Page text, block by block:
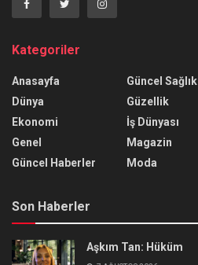
Kategoriler
Anasayfa
Dünya
Ekonomi
Genel
Güncel Haberler
Güncel Sağlık
Güzellik
İş Dünyası
Magazin
Moda
Son Haberler
Aşkım Tan: Hüküm